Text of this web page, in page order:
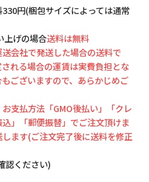
円(梱包サイズによっては通常
上げの場合送料は無料
会社で発送した場合の送料で
れる場合の運賃は実費負担とな
ございますので、あらかじめご
支払方法「GMO後払い」「クレ
」「郵便振替」でご注文頂けま
ます(ご注文完了後に送料を修正
認ください)